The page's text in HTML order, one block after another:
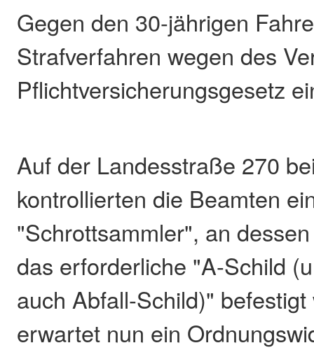
Gegen den 30-jährigen
Strafverfahren wegen des
Pflichtversicherungsgesetz
Auf der Landesstraße 270
kontrollierten die Beamten
"Schrottsammler", an
das erforderliche "A-Schild
auch Abfall-Schild)"
erwartet nun ein